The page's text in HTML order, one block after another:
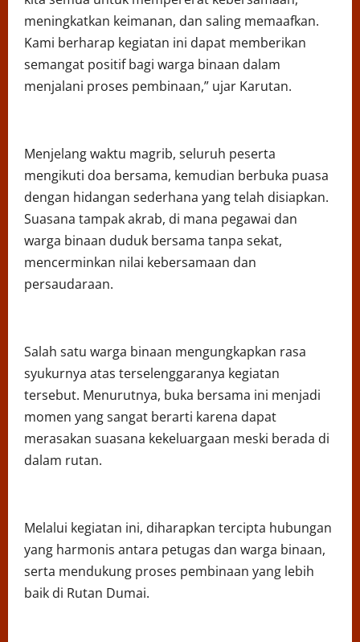
meningkatkan keimanan, dan saling memaafkan.
Kami berharap kegiatan ini dapat memberikan
semangat positif bagi warga binaan dalam
menjalani proses pembinaan,” ujar Karutan.
Menjelang waktu magrib, seluruh peserta
mengikuti doa bersama, kemudian berbuka puasa
dengan hidangan sederhana yang telah disiapkan.
Suasana tampak akrab, di mana pegawai dan
warga binaan duduk bersama tanpa sekat,
mencerminkan nilai kebersamaan dan
persaudaraan.
Salah satu warga binaan mengungkapkan rasa
syukurnya atas terselenggaranya kegiatan
tersebut. Menurutnya, buka bersama ini menjadi
momen yang sangat berarti karena dapat
merasakan suasana kekeluargaan meski berada di
dalam rutan.
Melalui kegiatan ini, diharapkan tercipta hubungan
yang harmonis antara petugas dan warga binaan,
serta mendukung proses pembinaan yang lebih
baik di Rutan Dumai.